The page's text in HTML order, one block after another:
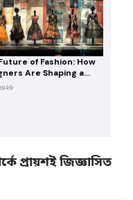
of Fashion: How
Are Shaping a
প্রায়শই জিজ্ঞাসিত